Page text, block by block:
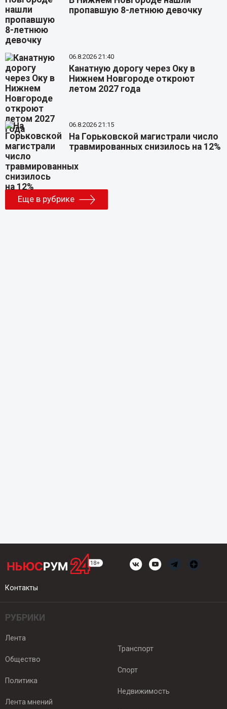
пропавшую 8-летнюю девочку
06.8.2026 21:40
Канатную дорогу через Оку в
Нижнем Новгороде откроют
летом 2027 года
06.8.2026 21:15
На Горьковской магистрали число
травмированных снизилось на 12%
Еще в рубрике
Контакты
РУБРИКИ
Лента
Общество
Политика
Лента мнений
Транспорт
Спорт
Недвижимость